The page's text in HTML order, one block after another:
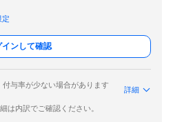
定
インして確認
与率が少ない場合があります
詳細
は内訳でご確認ください。